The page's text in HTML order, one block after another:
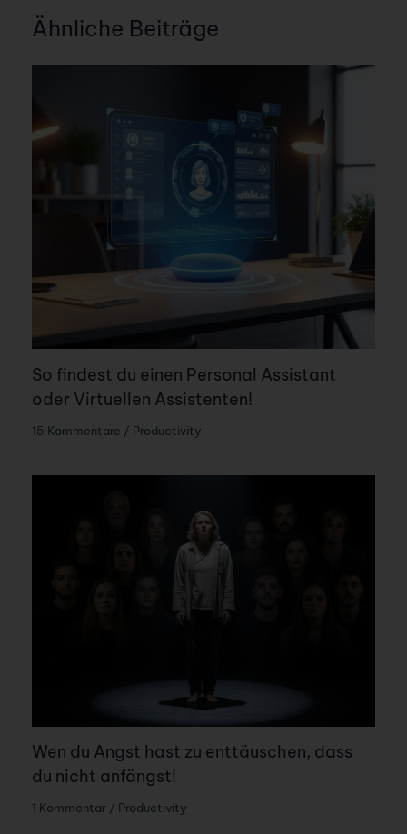
Ähnliche Beiträge
So findest du einen Personal Assistant
oder Virtuellen Assistenten!
15 Kommentare / Productivity
Wen du Angst hast zu enttäuschen, dass
du nicht anfängst!
1 Kommentar / Productivity